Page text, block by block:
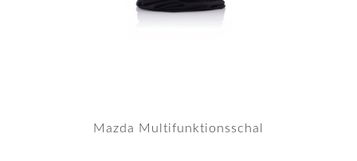
Mazda Multifunktionsschal